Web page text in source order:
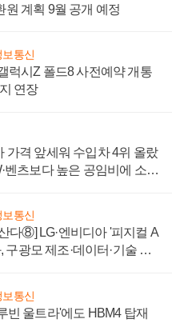
원 계획 9월 공개 예정
보통신
럭시Z 폴드8 사전예약 개통
연장
가격 앞세워 수입차 4위 올랐
벤츠보다 높은 공임비에 소비
보통신
다⑧] LG·엔비디아 '피지컬 A
구광모 제조·데이터·기술 결
보통신
빈 울트라'에도 HBM4 탑재